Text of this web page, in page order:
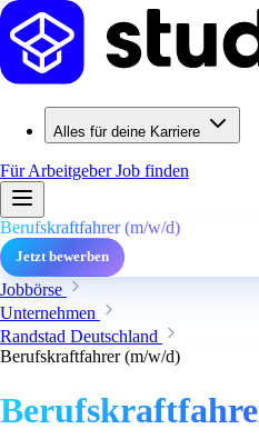
Alles für deine Karriere
Für ArbeitgeberJob finden
Berufskraftfahrer (m/w/d)
Jetzt bewerben
Jobbörse
Unternehmen
Randstad Deutschland
Berufskraftfahrer (m/w/d)